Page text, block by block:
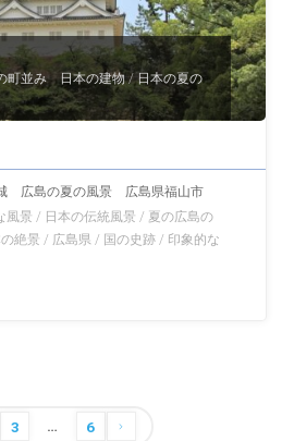
町並み 日本の建物 / 日本の夏の
広島の夏の風景 広島県福山市
風景 / 日本の伝統風景 / 夏の広島の
絶景 / 広島県 / 国の史跡 / 印象的な
3 … 6